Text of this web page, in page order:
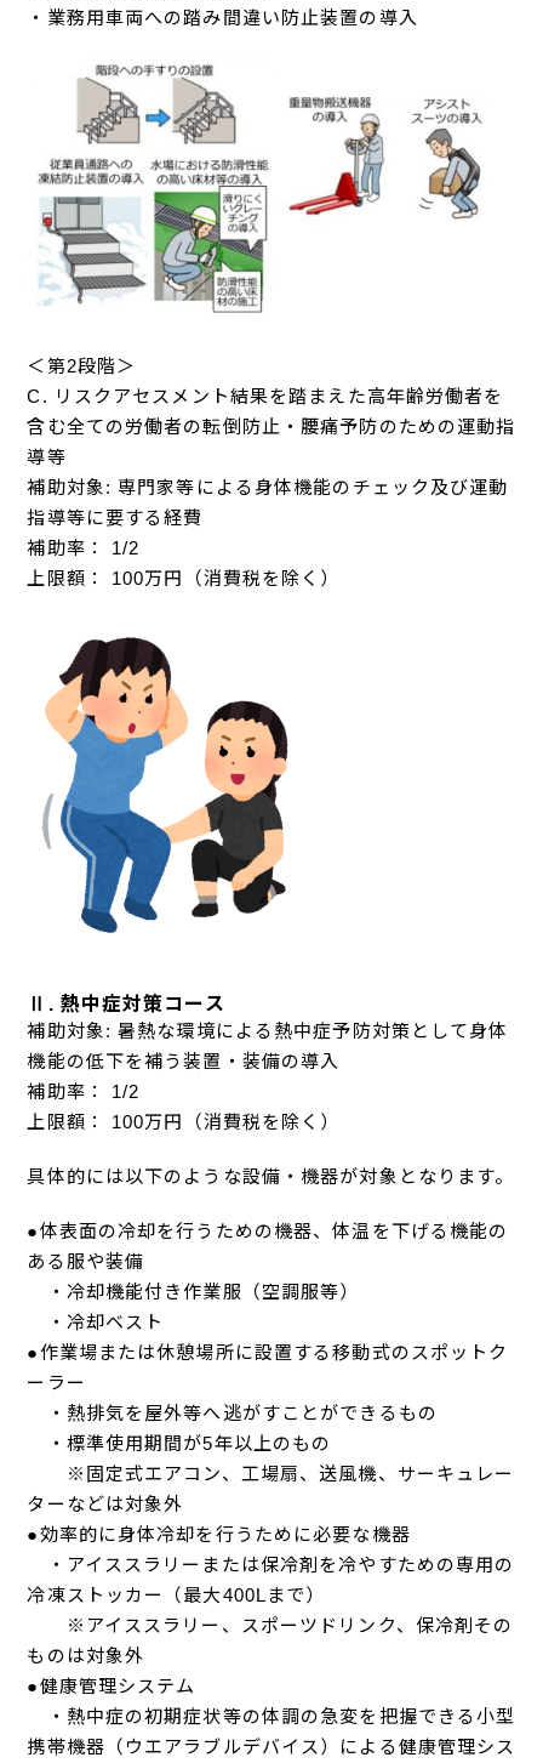
・業務用車両への踏み間違い防止装置の導入
＜第2段階＞
C. リスクアセスメント結果を踏まえた高年齢労働者を
含む全ての労働者の転倒防止・腰痛予防のための運動指
導等
補助対象: 専門家等による身体機能のチェック及び運動
指導等に要する経費
補助率： 1/2
上限額： 100万円（消費税を除く）
Ⅱ. 熱中症対策コース
補助対象: 暑熱な環境による熱中症予防対策として身体
機能の低下を補う装置・装備の導入
補助率： 1/2
上限額： 100万円（消費税を除く）
具体的には以下のような設備・機器が対象となります。
●体表面の冷却を行うための機器、体温を下げる機能の
ある服や装備
・冷却機能付き作業服（空調服等）
・冷却ベスト
●作業場または休憩場所に設置する移動式のスポットク
ーラー
・熱排気を屋外等へ逃がすことができるもの
・標準使用期間が5年以上のもの
※固定式エアコン、工場扇、送風機、サーキュレー
ターなどは対象外
●効率的に身体冷却を行うために必要な機器
・アイススラリーまたは保冷剤を冷やすための専用の
冷凍ストッカー（最大400Lまで）
※アイススラリー、スポーツドリンク、保冷剤その
ものは対象外
●健康管理システム
・熱中症の初期症状等の体調の急変を把握できる小型
携帯機器（ウエアラブルデバイス）による健康管理シス